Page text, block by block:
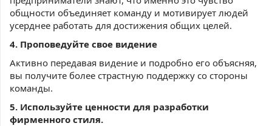
общности объединяет команду и мотивирует людей
усерднее работать для достижения общих целей.
4. Проповедуйте свое видение
Активно передавая видение и подробно его объясняя,
вы получите более страстную поддержку со стороны
команды.
5. Используйте ценности для разработки
фирменного стиля.